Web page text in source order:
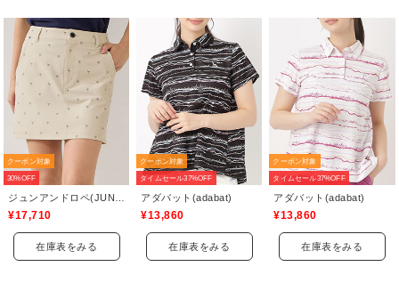
クーポン対象
30%OFF
¥17,710
在庫表をみる
クーポン対象
タイムセール37%OFF
アダバット(adabat)
¥13,860
在庫表をみる
クーポン対象
タイムセール37%OFF
アダバット(adabat)
¥13,860
在庫表をみる